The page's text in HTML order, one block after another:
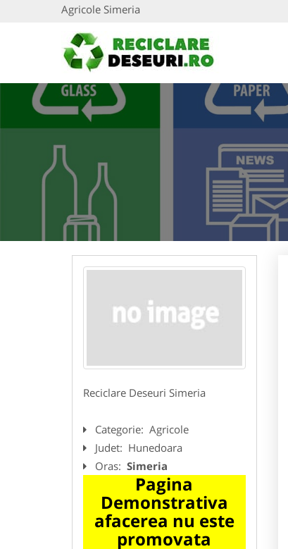
Agricole Simeria
Reciclare Deseuri Simeria
Categorie: Agricole
Judet: Hunedoara
Oras: Simeria
Pagina
Demonstrativa
afacerea nu este
promovata